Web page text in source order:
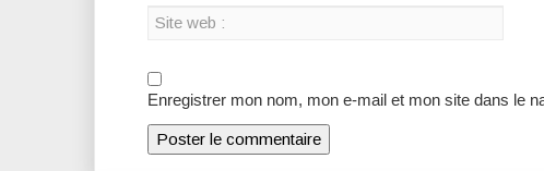
Enregistrer mon nom, mon e-mail et mon site dans le